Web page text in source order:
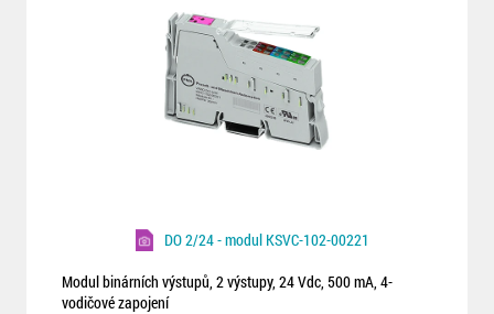
DO 2/24 - modul KSVC-102-00221
Modul binárních výstupů, 2 výstupy, 24 Vdc, 500 mA, 4-
vodičové zapojení